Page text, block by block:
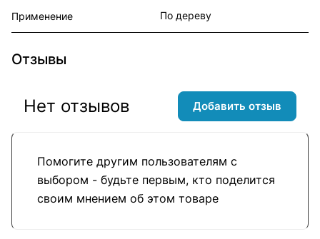
Применение По дереву
Отзывы
Помогите другим пользователям с
выбором - будьте первым, кто поделится
своим мнением об этом товаре
Нет отзывов Добавить отзыв